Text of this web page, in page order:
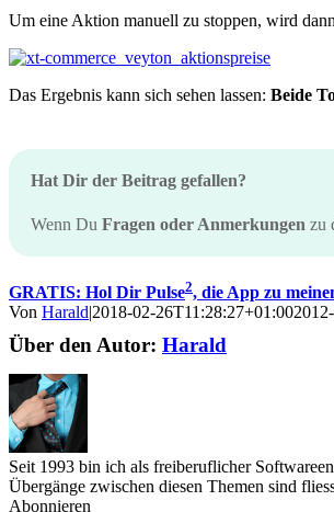
Um eine Aktion manuell zu stoppen, wird
Das Ergebnis kann sich sehen lassen: Beide
Hat Dir der Beitrag gefallen?
Wenn Du Fragen oder Anmerkungen zu
GRATIS: Hol Dir Pulse2, die App zu
Von Harald|2018-02-26T11:28:27+01:00
Über den Autor: Harald
Seit 1993 bin ich als freiberuflicher
Übergänge zwischen diesen Themen sind
Abonnieren